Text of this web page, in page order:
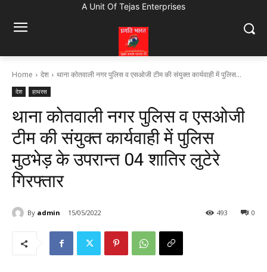
A Unit Of Tejas Enterprises
Home देश थाना कोतवाली नगर पुलिस व एसओजी टीम की संयुक्त कार्यवाही में पुलिस...
देश हाथरस
थाना कोतवाली नगर पुलिस व एसओजी
टीम की संयुक्त कार्यवाही में पुलिस
मुठभेड़ के उपरान्त 04 शातिर लुटेरे
गिरफ्तार
By admin 15/05/2022 0
493